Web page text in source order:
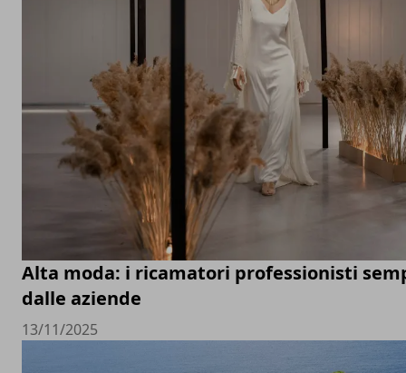
Alta moda: i ricamatori professionisti
dalle aziende
13/11/2025